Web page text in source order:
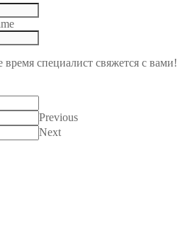
специалист свяжется с вами!
Previous
Next
права защищены 2012-2017.